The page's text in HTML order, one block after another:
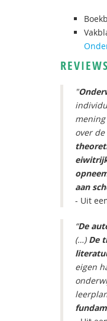
REVIEWS
"
over
aan
- Uit
“De
(…) De
eigen